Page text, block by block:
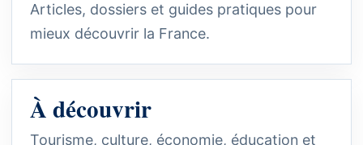
Articles, dossiers et guides pratiques pour
mieux découvrir la France.
À découvrir
Tourisme, culture, économie, éducation et